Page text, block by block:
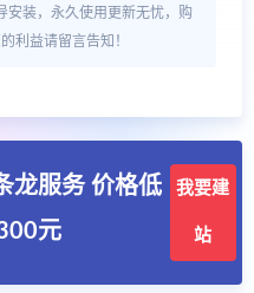
安装，永久使用更新无忧，购
利益请留言告知！
龙服务 价格低
元
我要建
站